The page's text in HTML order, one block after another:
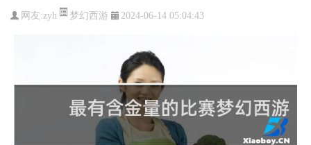
网友:zyh 梦幻西游 2024-06-14 05:04:43